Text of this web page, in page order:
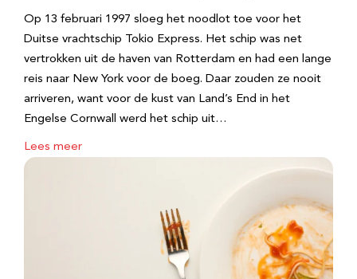
Op 13 februari 1997 sloeg het noodlot toe voor het
Duitse vrachtschip Tokio Express. Het schip was net
vertrokken uit de haven van Rotterdam en had een lange
reis naar New York voor de boeg. Daar zouden ze nooit
arriveren, want voor de kust van Land’s End in het
Engelse Cornwall werd het schip uit…
Lees meer